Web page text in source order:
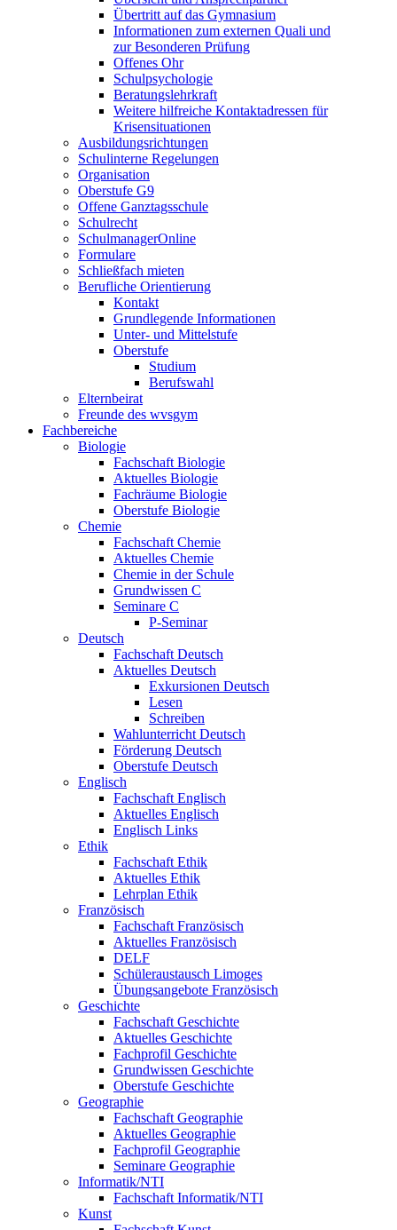
Übertritt auf das Gymnasium
Informationen zum externen Quali und
zur Besonderen Prüfung
Offenes Ohr
Schulpsychologie
Beratungslehrkraft
Weitere hilfreiche Kontaktadressen für
Krisensituationen
Ausbildungsrichtungen
Schulinterne Regelungen
Organisation
Oberstufe G9
Offene Ganztagsschule
Schulrecht
SchulmanagerOnline
Formulare
Schließfach mieten
Berufliche Orientierung
Kontakt
Grundlegende Informationen
Unter- und Mittelstufe
Oberstufe
Studium
Berufswahl
Elternbeirat
Freunde des wvsgym
Fachbereiche
Biologie
Fachschaft Biologie
Aktuelles Biologie
Fachräume Biologie
Oberstufe Biologie
Chemie
Fachschaft Chemie
Aktuelles Chemie
Chemie in der Schule
Grundwissen C
Seminare C
P-Seminar
Deutsch
Fachschaft Deutsch
Aktuelles Deutsch
Exkursionen Deutsch
Lesen
Schreiben
Wahlunterricht Deutsch
Förderung Deutsch
Oberstufe Deutsch
Englisch
Fachschaft Englisch
Aktuelles Englisch
Englisch Links
Ethik
Fachschaft Ethik
Aktuelles Ethik
Lehrplan Ethik
Französisch
Fachschaft Französisch
Aktuelles Französisch
DELF
Schüleraustausch Limoges
Übungsangebote Französisch
Geschichte
Fachschaft Geschichte
Aktuelles Geschichte
Fachprofil Geschichte
Grundwissen Geschichte
Oberstufe Geschichte
Geographie
Fachschaft Geographie
Aktuelles Geographie
Fachprofil Geographie
Seminare Geographie
Informatik/NTI
Fachschaft Informatik/NTI
Kunst